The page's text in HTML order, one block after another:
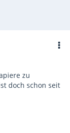
zu
doch schon seit